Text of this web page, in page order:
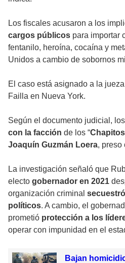
Los fiscales acusaron a los
cargos públicos para importar
fentanilo, heroína, cocaína y
Unidos a cambio de sobornos
El caso está asignado a la
Failla en Nueva York.
Según el documento judicial,
con la facción de los “Chapitos
Joaquín Guzmán Loera, preso
La investigación señaló que
electo gobernador en 2021
organización criminal
políticos. A cambio, el
prometió protección a los
operar con impunidad en el
Bajan